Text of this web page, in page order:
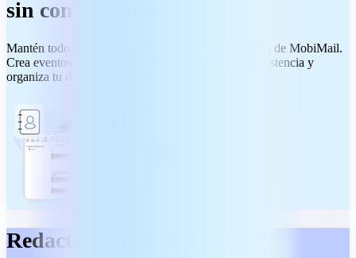
sin complicaciones
Mantén todo bajo control con el calendario integrado de MobiMail.
Crea eventos, configura recordatorios, gestiona la asistencia y
organiza tu día sin complicaciones.
Redacta correos incluso sin